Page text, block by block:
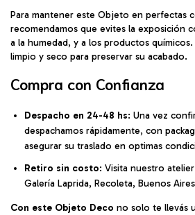
Para mantener este Objeto en perfectas
recomendamos que evites la exposición
a la humedad, y a los productos
limpio y seco para preservar su acabado.
Compra con Confianza
Despacho en 24-48 hs: Una vez
despachamos rápidamente, con
asegurar su traslado en optimas
Retiro sin costo: Visita nuestro
Galería Laprida, Recoleta, Buenos
Con este Objeto Deco no solo te llevás